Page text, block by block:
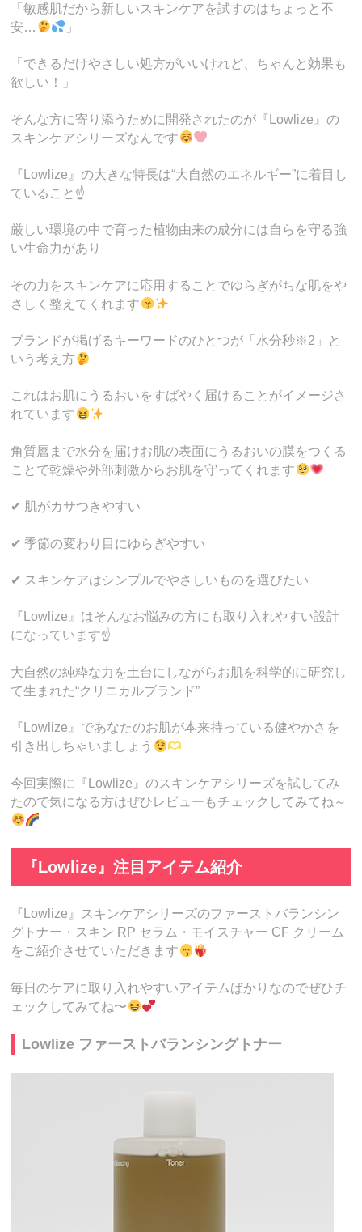
「敏感肌だから新しいスキンケアを試すのはちょっと不
安…
」
「できるだけやさしい処方がいいけれど、ちゃんと効果も
欲しい！」
そんな方に寄り添うために開発されたのが『Lowlize』の
スキンケアシリーズなんです
『Lowlize』の大きな特長は“大自然のエネルギー”に着目し
ていること☝️
厳しい環境の中で育った植物由来の成分には自らを守る強
い生命力があり
その力をスキンケアに応用することでゆらぎがちな肌をや
さしく整えてくれます
ブランドが掲げるキーワードのひとつが「水分秒※2」と
いう考え方
これはお肌にうるおいをすばやく届けることがイメージさ
れています
角質層まで水分を届けお肌の表面にうるおいの膜をつくる
ことで乾燥や外部刺激からお肌を守ってくれます
✔ 肌がカサつきやすい
✔ 季節の変わり目にゆらぎやすい
✔ スキンケアはシンプルでやさしいものを選びたい
『Lowlize』はそんなお悩みの方にも取り入れやすい設計
になっています☝️
大自然の純粋な力を土台にしながらお肌を科学的に研究し
て生まれた“クリニカルブランド”
『Lowlize』であなたのお肌が本来持っている健やかさを
引き出しちゃいましょう
今回実際に『Lowlize』のスキンケアシリーズを試してみ
たので気になる方はぜひレビューもチェックしてみてね～
『Lowlize』注目アイテム紹介
『Lowlize』スキンケアシリーズのファーストバランシン
グトナー・スキン RP セラム・モイスチャー CF クリーム
をご紹介させていただきます
毎日のケアに取り入れやすいアイテムばかりなのでぜひチ
ェックしてみてね〜
Lowlize ファーストバランシングトナー